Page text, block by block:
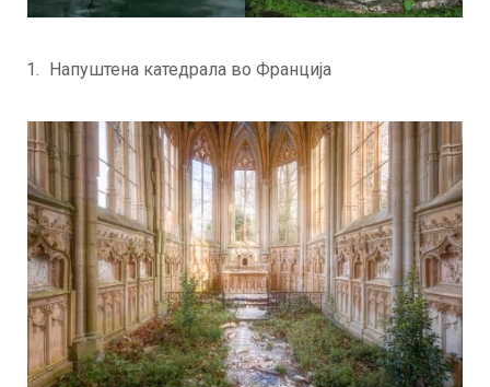
Напуштена катедрала во Франција